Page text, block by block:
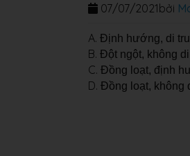
bởi
07/07/2021
A. Định hướng, di
B. Đột ngột, không
C. Đồng loạt, định
D. Đồng loạt, không